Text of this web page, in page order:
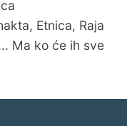
Etnica, Raja
Ma ko će ih sve